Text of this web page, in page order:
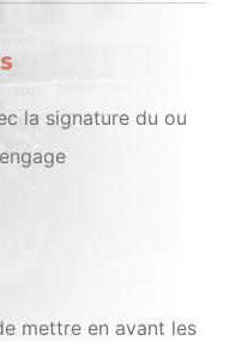
la signature du ou
mettre en avant les